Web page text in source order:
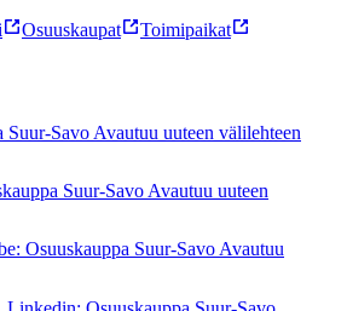
Osuuskaupat Toimipaikat
Suur-Savo Avautuu uuteen välilehteen
Suur-Savo Avautuu uuteen
Osuuskauppa Suur-Savo Avautuu